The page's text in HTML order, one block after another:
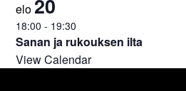
elo20
18:00 - 19:30
Sanan ja rukouksen ilta
View Calendar